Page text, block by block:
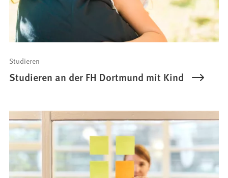
Studieren
Studieren an der FH Dortmund mit Kind